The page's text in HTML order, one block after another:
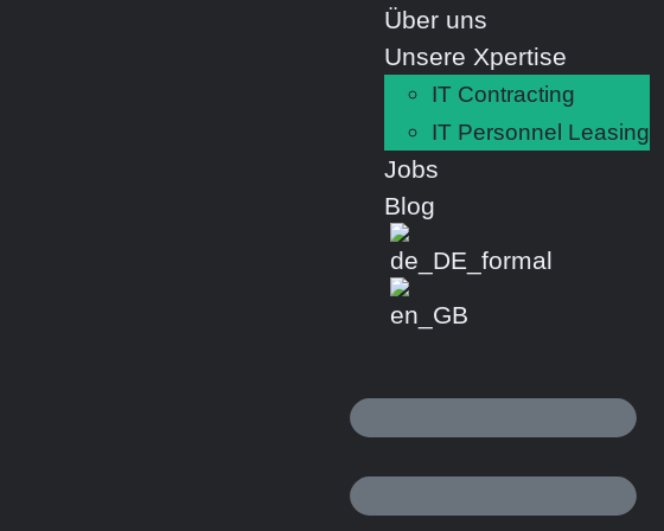
Über uns
Unsere Xpertise
IT Contracting
IT Personnel Leasing
Jobs
Blog